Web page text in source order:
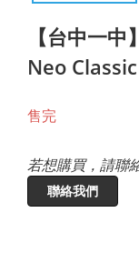
【台中一
Neo
售完
若想購買，請聯
聯絡我們